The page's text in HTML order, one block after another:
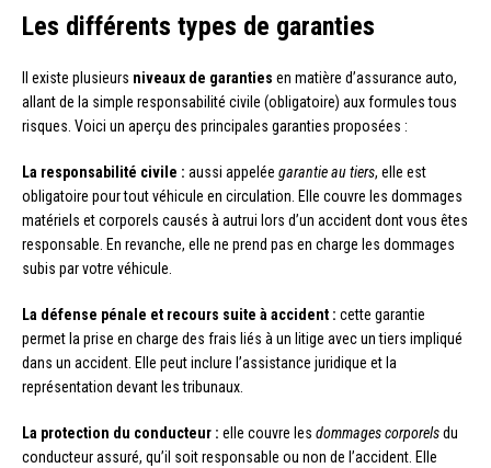
Les différents types de garanties
Il existe plusieurs niveaux de garanties en matière d’assurance auto,
allant de la simple responsabilité civile (obligatoire) aux formules tous
risques. Voici un aperçu des principales garanties proposées :
La responsabilité civile : aussi appelée garantie au tiers, elle est
obligatoire pour tout véhicule en circulation. Elle couvre les dommages
matériels et corporels causés à autrui lors d’un accident dont vous êtes
responsable. En revanche, elle ne prend pas en charge les dommages
subis par votre véhicule.
La défense pénale et recours suite à accident : cette garantie
permet la prise en charge des frais liés à un litige avec un tiers impliqué
dans un accident. Elle peut inclure l’assistance juridique et la
représentation devant les tribunaux.
La protection du conducteur : elle couvre les dommages corporelsdu
conducteur assuré, qu’il soit responsable ou non de l’accident. Elle